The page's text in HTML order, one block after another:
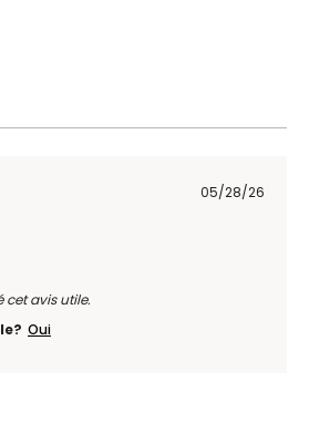
05/28/26
cet avis utile.
Oui